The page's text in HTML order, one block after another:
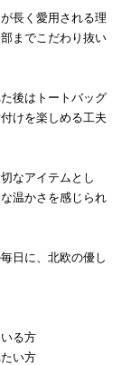
長く愛用される理
までこだわり抜い
後はトートバッグ
けを楽しめる工夫
なアイテムとし
温かさを感じられ
日に、北欧の優し
る方
い方